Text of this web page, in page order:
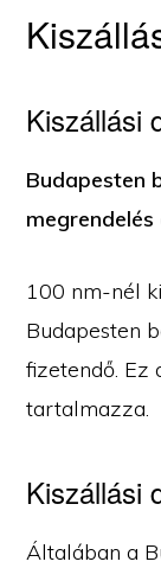
Kiszállási
Budapesten
100 nm-nél
Budapesten
fizetendő. Ez
tartalmazza.
Kiszállási
Általában a